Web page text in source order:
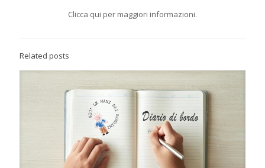
Clicca qui per maggiori informazioni.
Related posts